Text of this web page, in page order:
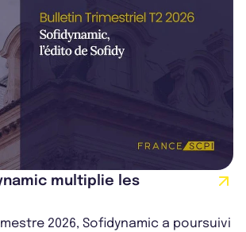
multiplie les
2026, Sofidynamic a poursuivi